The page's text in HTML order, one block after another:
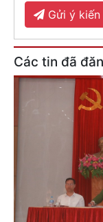
Gửi ý kiến
Các tin đã